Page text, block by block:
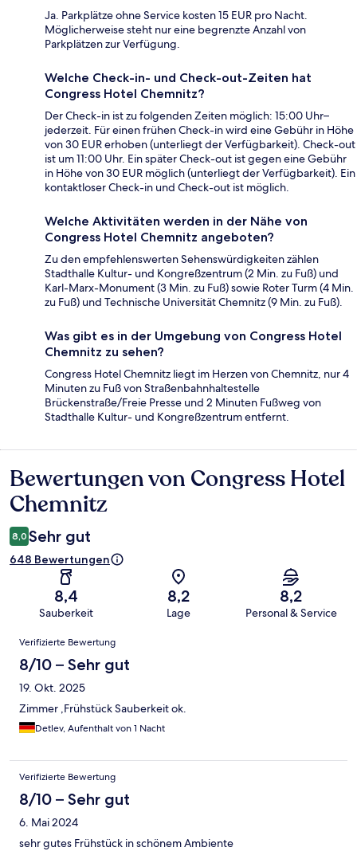
Ja. Parkplätze ohne Service kosten 15 EUR pro Nacht.
Möglicherweise steht nur eine begrenzte Anzahl von
Parkplätzen zur Verfügung.
Welche Check-in- und Check-out-Zeiten hat
Congress Hotel Chemnitz?
Der Check-in ist zu folgenden Zeiten möglich: 15:00 Uhr–
jederzeit. Für einen frühen Check-in wird eine Gebühr in Höhe
von 30 EUR erhoben (unterliegt der Verfügbarkeit). Check-out
ist um 11:00 Uhr. Ein später Check-out ist gegen eine Gebühr
in Höhe von 30 EUR möglich (unterliegt der Verfügbarkeit). Ein
kontaktloser Check-in und Check-out ist möglich.
Welche Aktivitäten werden in der Nähe von
Congress Hotel Chemnitz angeboten?
Zu den empfehlenswerten Sehenswürdigkeiten zählen
Stadthalle Kultur- und Kongreßzentrum (2 Min. zu Fuß) und
Karl-Marx-Monument (3 Min. zu Fuß) sowie Roter Turm (4 Min.
zu Fuß) und Technische Universität Chemnitz (9 Min. zu Fuß).
Was gibt es in der Umgebung von Congress Hotel
Chemnitz zu sehen?
Congress Hotel Chemnitz liegt im Herzen von Chemnitz, nur 4
Minuten zu Fuß von Straßenbahnhaltestelle
Brückenstraße/Freie Presse und 2 Minuten Fußweg von
Stadthalle Kultur- und Kongreßzentrum entfernt.
Bewertungen
Bewertungen von Congress Hotel
Chemnitz
8,0 Sehr gut
648 Bewertungen
8,4
Sauberkeit
8,2
Lage
8,2
Personal & Service
Bewertungen
Verifizierte Bewertung
8/10 – Sehr gut
19. Okt. 2025
Zimmer ,Frühstück Sauberkeit ok.
Detlev, Aufenthalt von 1 Nacht
Verifizierte Bewertung
8/10 – Sehr gut
6. Mai 2024
sehr gutes Frühstück in schönem Ambiente